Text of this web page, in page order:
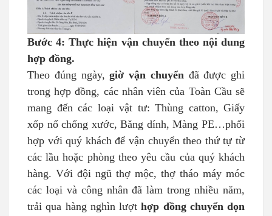
Bước 4: Thực hiện vận chuyển theo nội dung
hợp đồng.
Theo đúng ngày,giờ vận chuyểnđã được ghi
trong hợp đồng, các nhân viên của Toàn Cầu sẽ
mang đến các loại vật tư: Thùng catton, Giấy
xốp nổ chống xước, Băng dính, Màng PE…phối
hợp với quý khách để vận chuyển theo thứ tự từ
các lầu hoặc phòng theo yêu cầu của quý khách
hàng. Với đội ngũ thợ mộc, thợ tháo máy móc
các loại và công nhân đã làm trong nhiều năm,
trải qua hàng nghìn lượthợp đồng chuyển dọn